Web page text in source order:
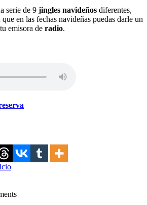
serie de 9 jingles navideños diferentes,
que en las fechas navideñas puedas darle un
emisora de radio.